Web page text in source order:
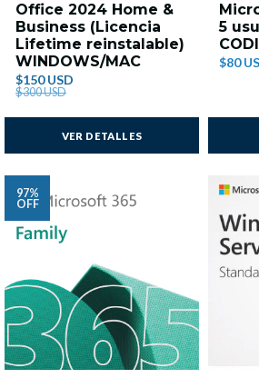
Office 2024 Home &
Business (Licencia
Lifetime reinstalable)
WINDOWS/MAC
$150 USD
$300 USD
VER DETALLES
5
$80
97%
OFF